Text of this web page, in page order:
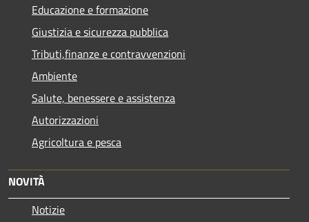
Educazione e formazione
Giustizia e sicurezza pubblica
Tributi,finanze e contravvenzioni
Ambiente
Salute, benessere e assistenza
Autorizzazioni
Agricoltura e pesca
NOVITÀ
Notizie